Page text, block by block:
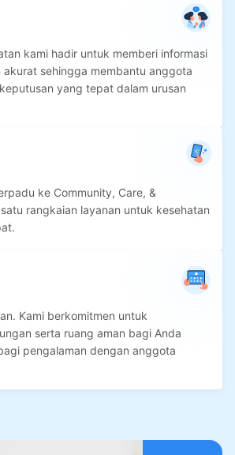
kami hadir untuk memberi informasi
sehingga membantu anggota
yang tepat dalam urusan
ke Community, Care, &
rangkaian layanan untuk kesehatan
Kami berkomitmen untuk
serta ruang aman bagi Anda
pengalaman dengan anggota